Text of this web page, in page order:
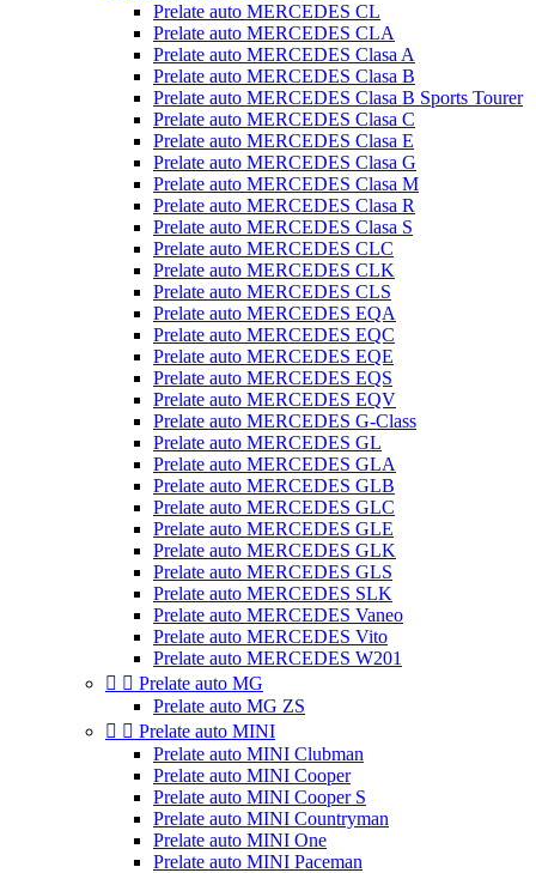
Prelate auto MERCEDES CL
Prelate auto MERCEDES CLA
Prelate auto MERCEDES Clasa A
Prelate auto MERCEDES Clasa B
Prelate auto MERCEDES Clasa B Sports Tourer
Prelate auto MERCEDES Clasa C
Prelate auto MERCEDES Clasa E
Prelate auto MERCEDES Clasa G
Prelate auto MERCEDES Clasa M
Prelate auto MERCEDES Clasa R
Prelate auto MERCEDES Clasa S
Prelate auto MERCEDES CLC
Prelate auto MERCEDES CLK
Prelate auto MERCEDES CLS
Prelate auto MERCEDES EQA
Prelate auto MERCEDES EQC
Prelate auto MERCEDES EQE
Prelate auto MERCEDES EQS
Prelate auto MERCEDES EQV
Prelate auto MERCEDES G-Class
Prelate auto MERCEDES GL
Prelate auto MERCEDES GLA
Prelate auto MERCEDES GLB
Prelate auto MERCEDES GLC
Prelate auto MERCEDES GLE
Prelate auto MERCEDES GLK
Prelate auto MERCEDES GLS
Prelate auto MERCEDES SLK
Prelate auto MERCEDES Vaneo
Prelate auto MERCEDES Vito
Prelate auto MERCEDES W201
  Prelate auto MG
Prelate auto MG ZS
  Prelate auto MINI
Prelate auto MINI Clubman
Prelate auto MINI Cooper
Prelate auto MINI Cooper S
Prelate auto MINI Countryman
Prelate auto MINI One
Prelate auto MINI Paceman